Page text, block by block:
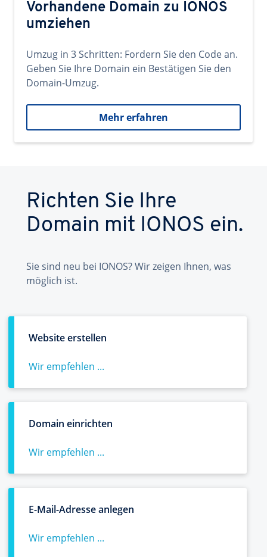
Vorhandene Domain zu IONOS
umziehen
Umzug in 3 Schritten: Fordern Sie den Code an.
Geben Sie Ihre Domain ein Bestätigen Sie den
Domain-Umzug.
Mehr erfahren
Richten Sie Ihre
Domain mit IONOS ein.
Sie sind neu bei IONOS? Wir zeigen Ihnen, was
möglich ist.
Website erstellen
Wir empfehlen ...
Domain einrichten
Wir empfehlen ...
E-Mail-Adresse anlegen
Wir empfehlen ...